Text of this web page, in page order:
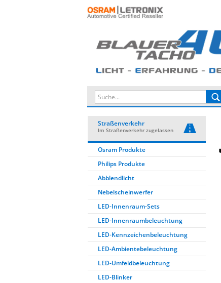
Straßenverkehr
Im Straßenverkehr zugelassen
Osram Produkte
Philips Produkte
Abblendlicht
Nebelscheinwerfer
LED-Innenraum-Sets
LED-Innenraumbeleuchtung
LED-Kennzeichenbeleuchtung
LED-Ambientebeleuchtung
LED-Umfeldbeleuchtung
LED-Blinker